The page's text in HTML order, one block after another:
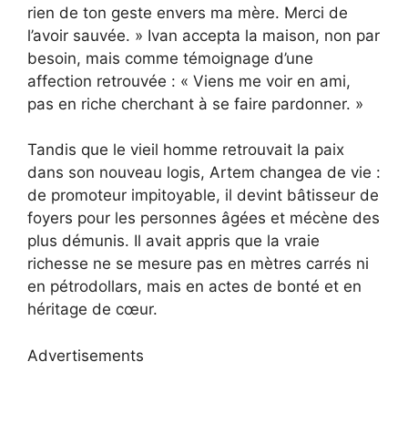
rien de ton geste envers ma mère. Merci de
l’avoir sauvée. » Ivan accepta la maison, non par
besoin, mais comme témoignage d’une
affection retrouvée : « Viens me voir en ami,
pas en riche cherchant à se faire pardonner. »
Tandis que le vieil homme retrouvait la paix
dans son nouveau logis, Artem changea de vie :
de promoteur impitoyable, il devint bâtisseur de
foyers pour les personnes âgées et mécène des
plus démunis. Il avait appris que la vraie
richesse ne se mesure pas en mètres carrés ni
en pétrodollars, mais en actes de bonté et en
héritage de cœur.
Advertisements